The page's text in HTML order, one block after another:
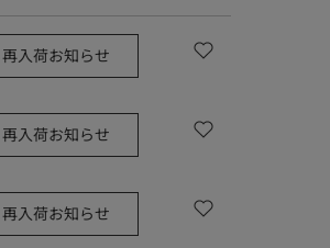
再入荷お知らせ
再入荷お知らせ
再入荷お知らせ